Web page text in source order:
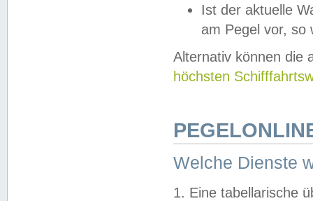
Ist der aktuelle
am Pegel vor,
Alternativ können die
höchsten
Welche Dienste
1. Eine tabellarische